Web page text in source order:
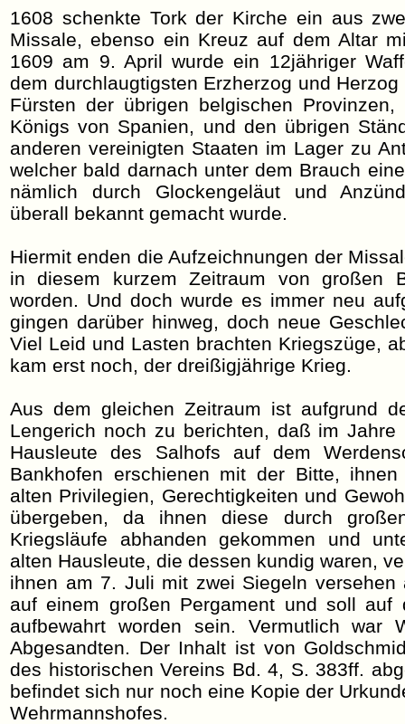
1608 schenkte Tork der Kirche ein aus
Missale, ebenso ein Kreuz auf dem Altar
1609 am 9. April wurde ein 12jähriger
dem durchlaugtigsten Erzherzog und
Fürsten der übrigen belgischen
Königs von Spanien, und den übrigen
anderen vereinigten Staaten im Lager zu
welcher bald darnach unter dem Brauch
nämlich durch Glockengeläut und
überall bekannt gemacht wurde.
Hiermit enden die Aufzeichnungen der
in diesem kurzem Zeitraum von großen
worden. Und doch wurde es immer neu
gingen darüber hinweg, doch neue
Viel Leid und Lasten brachten Kriegszüge,
kam erst noch, der dreißigjährige Krieg.
Aus dem gleichen Zeitraum ist aufgrund
Lengerich noch zu berichten, daß im Jahre
Hausleute des Salhofs auf dem
Bankhofen erschienen mit der Bitte,
alten Privilegien, Gerechtigkeiten und
übergeben, da ihnen diese durch
Kriegsläufe abhanden gekommen und
alten Hausleute, die dessen kundig waren,
ihnen am 7. Juli mit zwei Siegeln versehen
auf einem großen Pergament und soll auf
aufbewahrt worden sein. Vermutlich war
Abgesandten. Der Inhalt ist von
des historischen Vereins Bd. 4, S. 383ff.
befindet sich nur noch eine Kopie der
Wehrmannshofes.